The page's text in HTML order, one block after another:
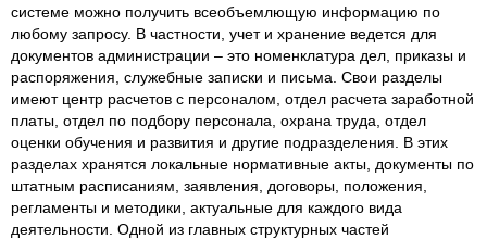
системе можно получить всеобъемлющую информацию по
любому запросу. В частности, учет и хранение ведется для
документов администрации – это номенклатура дел, приказы и
распоряжения, служебные записки и письма. Свои разделы
имеют центр расчетов с персоналом, отдел расчета заработной
платы, отдел по подбору персонала, охрана труда, отдел
оценки обучения и развития и другие подразделения. В этих
разделах хранятся локальные нормативные акты, документы по
штатным расписаниям, заявления, договоры, положения,
регламенты и методики, актуальные для каждого вида
деятельности. Одной из главных структурных частей